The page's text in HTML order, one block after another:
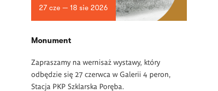
27 cze — 18 sie 2026
Monument
Zapraszamy na wernisaż wystawy, który
odbędzie się 27 czerwca w Galerii 4 peron,
Stacja PKP Szklarska Poręba.